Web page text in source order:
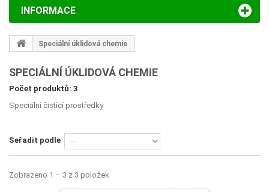
INFORMACE
Speciální úklidová chemie
SPECIÁLNÍ ÚKLIDOVÁ CHEMIE
Počet produktů: 3
Speciální čistící prostředky
Seřadit podle
Zobrazeno 1 – 3 z 3 položek